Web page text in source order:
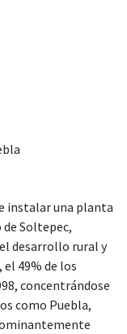
instalar una planta
Soltepec,
desarrollo rural y
49% de los
concentrándose
como Puebla,